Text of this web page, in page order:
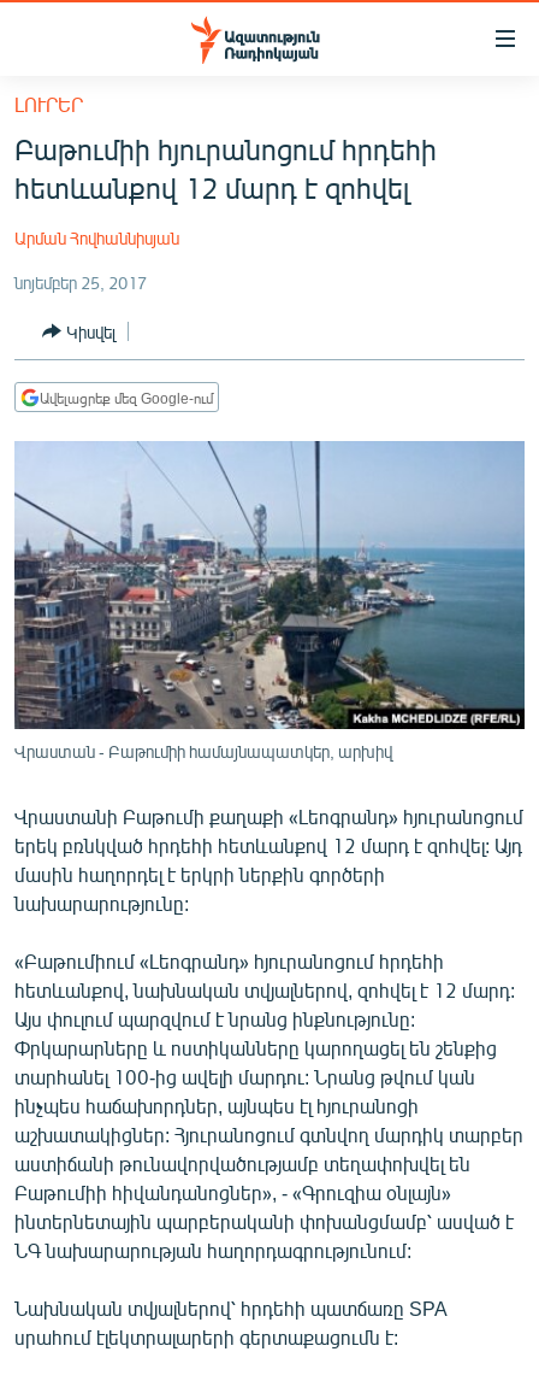
Մատչելիության
հիմնական
բովանդակությանը
Անցնել
հիմնական
մենյուին
ՀԱՅԱՍՏԱՆ
ՔԱՂԱՔԱԿԱՆ
ԸՆՏՐՈՒԹՅՈՒՆՆԵՐ 2026
ԻՐԱՎՈՒՆՔ
ՀԱՍԱՐԱԿՈՒԹՅՈՒՆ
ՏՆՏԵՍՈՒԹՅՈՒՆ
ՊԱՏԵՐԱԶՄԻ 6 ՇԱԲԱԹՆԵՐԸ
ՏԱՐԱԾԱՇՐՋԱՆ
ՄԻՋԱԶԳԱՅԻՆ
ՄՇԱԿՈՒՅԹ
ՍՊՈՐՏ
ՄԵԿՆԱԲԱՆՈՒԹՅՈՒՆ
ՏՏ ԵՒ ԻՆՏԵՐՆԵՏ
ԱՐԽԻՎ
ՏԵՍԱՆՅՈՒԹԵՐ
ԲԱՆԱՎԵՃ
ՁԳՏԵԼՈՎ ԼԱՎԱԳՈՒՅՆԻՆ
ՓՈԴՔԱՍԹ
Հայերեն
English
Русский
ՀԵՏԵՎԵՔ ՄԵԶ
ԼՈՒՐԵՐ
Բաթումիի հյուրանոցում հրդեհի
հետևանքով 12 մարդ է զոհվել
Արման Հովհաննիսյան
նոյեմբեր 25, 2017
Կիսվել
Ավելացրեք մեզ Google-ում
Վրաստան - Բաթումիի համայնապատկեր, արխիվ
Վրաստանի Բաթումի քաղաքի «Լեոգրանդ» հյուրանոցում
երեկ բռնկված հրդեհի հետևանքով 12 մարդ է զոհվել: Այդ
մասին հաղորդել է երկրի ներքին գործերի
նախարարությունը:
«Բաթումիում «Լեոգրանդ» հյուրանոցում հրդեհի
հետևանքով, նախնական տվյալներով, զոհվել է 12 մարդ:
Այս փուլում պարզվում է նրանց ինքնությունը:
Փրկարարները և ոստիկանները կարողացել են շենքից
տարհանել 100-ից ավելի մարդու: Նրանց թվում կան
ինչպես հաճախորդներ, այնպես էլ հյուրանոցի
աշխատակիցներ: Հյուրանոցում գտնվող մարդիկ տարբեր
աստիճանի թունավորվածությամբ տեղափոխվել են
Բաթումիի հիվանդանոցներ», - «Գրուզիա օնլայն»
ինտերնետային պարբերականի փոխանցմամբ՝ ասված է
ՆԳ նախարարության հաղորդագրությունում:
Նախնական տվյալներով՝ հրդեհի պատճառը SPA
սրահում էլեկտրալարերի գերտաքացումն է: